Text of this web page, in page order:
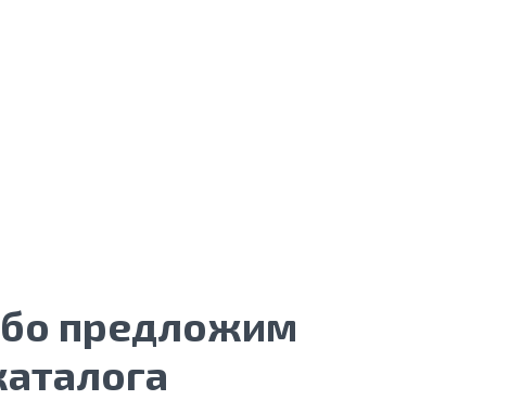
предложим